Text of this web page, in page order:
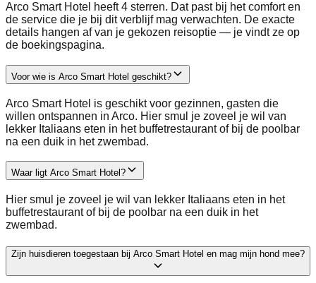
Arco Smart Hotel heeft 4 sterren. Dat past bij het comfort en
de service die je bij dit verblijf mag verwachten. De exacte
details hangen af van je gekozen reisoptie — je vindt ze op
de boekingspagina.
Voor wie is Arco Smart Hotel geschikt?
Arco Smart Hotel is geschikt voor gezinnen, gasten die
willen ontspannen in Arco. Hier smul je zoveel je wil van
lekker Italiaans eten in het buffetrestaurant of bij de poolbar
na een duik in het zwembad.
Waar ligt Arco Smart Hotel?
Hier smul je zoveel je wil van lekker Italiaans eten in het
buffetrestaurant of bij de poolbar na een duik in het
zwembad.
Zijn huisdieren toegestaan bij Arco Smart Hotel en mag mijn hond mee?